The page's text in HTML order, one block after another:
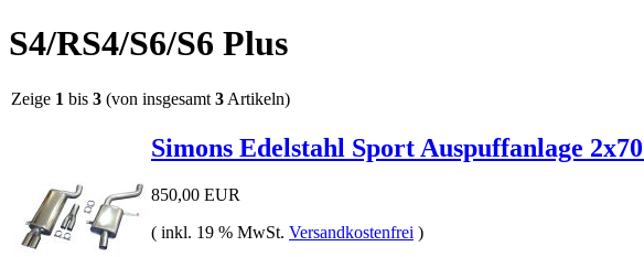
S4/RS4/S6/S6 Plus
Zeige 1 bis 3 (von insgesamt 3 Artikeln)
Simons Edelstahl Sport Auspuffanlage
850,00 EUR
( inkl. 19 % MwSt. Versandkostenfrei )